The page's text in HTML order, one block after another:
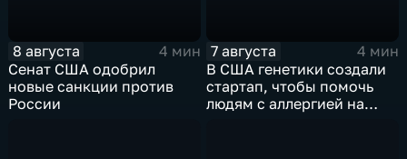
8 августа
4 мин
Сенат США одобрил
новые санкции против
России
7 августа
4 мин
В США генетики создали
стартап, чтобы помочь
людям с аллергией на